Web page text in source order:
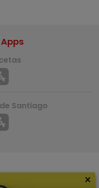
Santiago
×